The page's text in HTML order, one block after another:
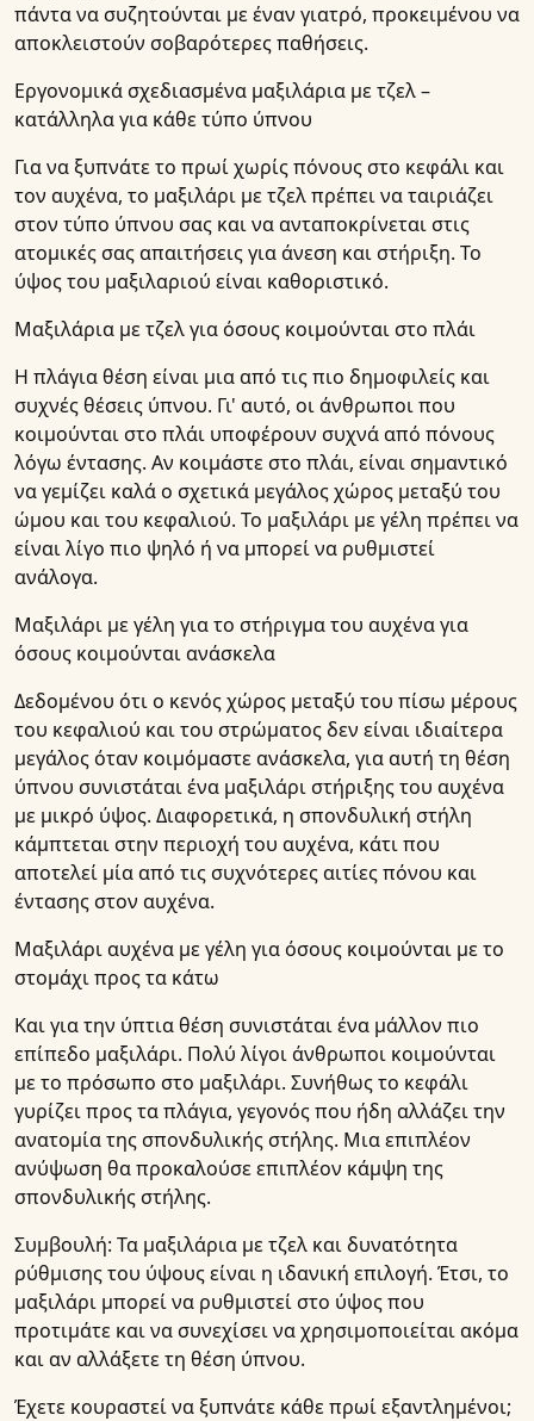
πάντα να συζητούνται με έναν γιατρό, προκειμένου να
αποκλειστούν σοβαρότερες παθήσεις.
Εργονομικά σχεδιασμένα μαξιλάρια με τζελ –
κατάλληλα για κάθε τύπο ύπνου
Για να ξυπνάτε το πρωί χωρίς πόνους στο κεφάλι και
τον αυχένα, το μαξιλάρι με τζελ πρέπει να ταιριάζει
στον τύπο ύπνου σας και να ανταποκρίνεται στις
ατομικές σας απαιτήσεις για άνεση και στήριξη. Το
ύψος του μαξιλαριού είναι καθοριστικό.
Μαξιλάρια με τζελ για όσους κοιμούνται στο πλάι
Η πλάγια θέση είναι μια από τις πιο δημοφιλείς και
συχνές θέσεις ύπνου. Γι' αυτό, οι άνθρωποι που
κοιμούνται στο πλάι υποφέρουν συχνά από πόνους
λόγω έντασης. Αν κοιμάστε στο πλάι, είναι σημαντικό
να γεμίζει καλά ο σχετικά μεγάλος χώρος μεταξύ του
ώμου και του κεφαλιού. Το μαξιλάρι με γέλη πρέπει να
είναι λίγο πιο ψηλό ή να μπορεί να ρυθμιστεί
ανάλογα.
Μαξιλάρι με γέλη για το στήριγμα του αυχένα για
όσους κοιμούνται ανάσκελα
Δεδομένου ότι ο κενός χώρος μεταξύ του πίσω μέρους
του κεφαλιού και του στρώματος δεν είναι ιδιαίτερα
μεγάλος όταν κοιμόμαστε ανάσκελα, για αυτή τη θέση
ύπνου συνιστάται ένα μαξιλάρι στήριξης του αυχένα
με μικρό ύψος. Διαφορετικά, η σπονδυλική στήλη
κάμπτεται στην περιοχή του αυχένα, κάτι που
αποτελεί μία από τις συχνότερες αιτίες πόνου και
έντασης στον αυχένα.
Μαξιλάρι αυχένα με γέλη για όσους κοιμούνται με το
στομάχι προς τα κάτω
Και για την ύπτια θέση συνιστάται ένα μάλλον πιο
επίπεδο μαξιλάρι. Πολύ λίγοι άνθρωποι κοιμούνται
με το πρόσωπο στο μαξιλάρι. Συνήθως το κεφάλι
γυρίζει προς τα πλάγια, γεγονός που ήδη αλλάζει την
ανατομία της σπονδυλικής στήλης. Μια επιπλέον
ανύψωση θα προκαλούσε επιπλέον κάμψη της
σπονδυλικής στήλης.
Συμβουλή: Τα μαξιλάρια με τζελ και δυνατότητα
ρύθμισης του ύψους είναι η ιδανική επιλογή. Έτσι, το
μαξιλάρι μπορεί να ρυθμιστεί στο ύψος που
προτιμάτε και να συνεχίσει να χρησιμοποιείται ακόμα
και αν αλλάξετε τη θέση ύπνου.
Έχετε κουραστεί να ξυπνάτε κάθε πρωί εξαντλημένοι;